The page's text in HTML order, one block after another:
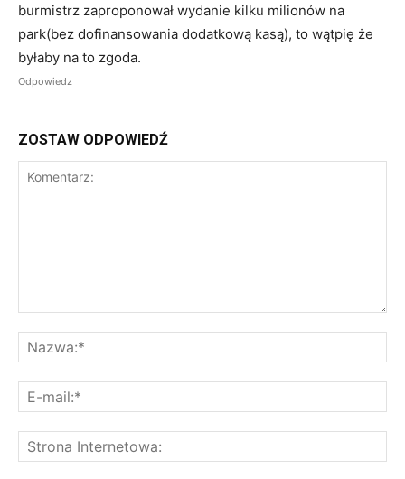
burmistrz zaproponował wydanie kilku milionów na
park(bez dofinansowania dodatkową kasą), to wątpię że
byłaby na to zgoda.
Odpowiedz
ZOSTAW ODPOWIEDŹ